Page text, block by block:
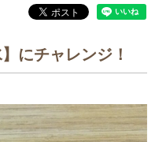
にチャレンジ！